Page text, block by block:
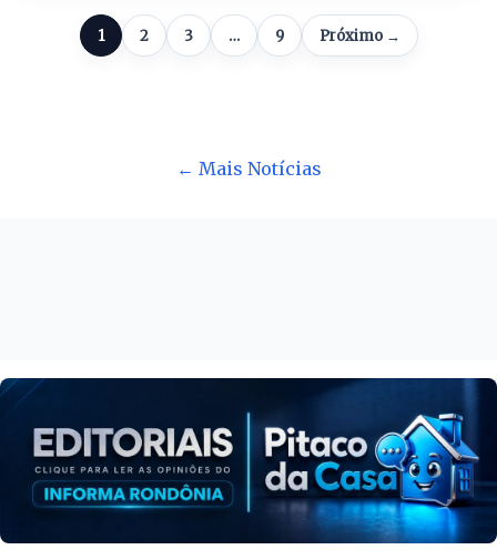
1 2 3 … 9 Próximo →
← Mais Notícias